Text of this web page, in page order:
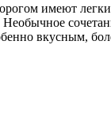
имеют
Необычное
вкусным,